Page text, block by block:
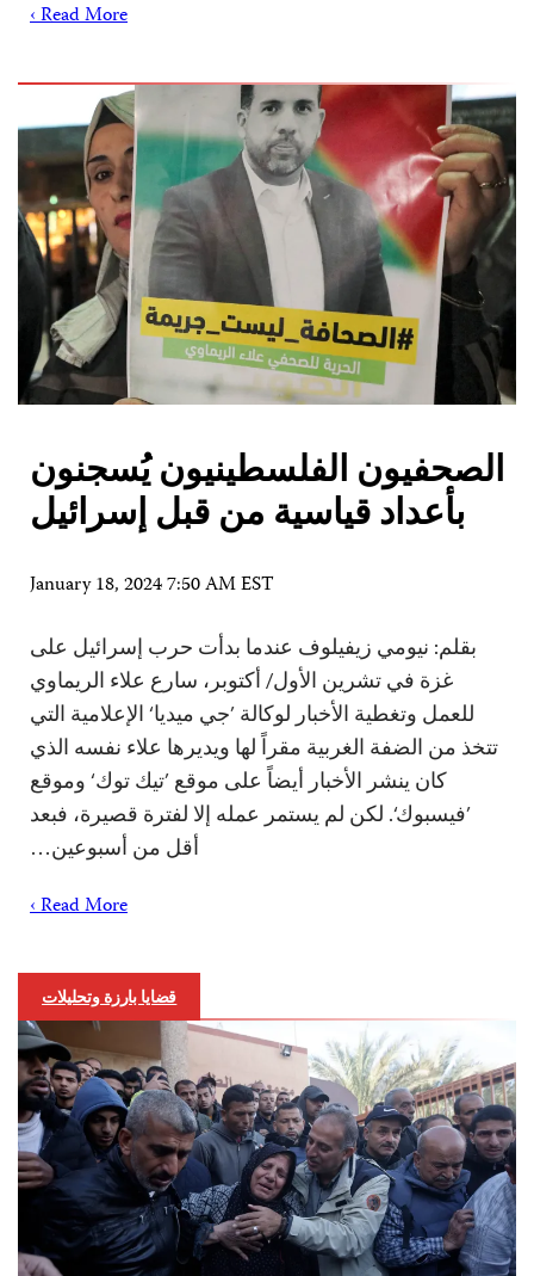
Read More ›
الصحفيون الفلسطينيون يُسجنون
بأعداد قياسية من قبل إسرائيل
January 18, 2024 7:50 AM EST
بقلم: نيومي زيفيلوف عندما بدأت حرب إسرائيل على
غزة في تشرين الأول/ أكتوبر، سارع علاء الريماوي
للعمل وتغطية الأخبار لوكالة ’جي ميديا‘ الإعلامية التي
تتخذ من الضفة الغربية مقراً لها ويديرها علاء نفسه الذي
كان ينشر الأخبار أيضاً على موقع ’تيك توك‘ وموقع
’فيسبوك‘. لكن لم يستمر عمله إلا لفترة قصيرة، فبعد
أقل من أسبوعين…
Read More ›
قضايا بارزة وتحليلات